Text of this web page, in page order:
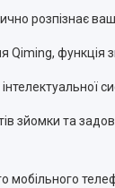
розпізнає
Qiming,
та